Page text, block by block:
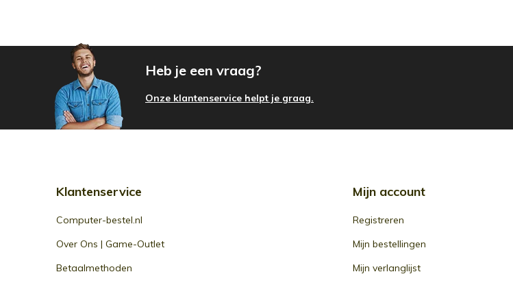
Heb je een vraag?
Onze klantenservice helpt je graag.
Klantenservice
Computer-bestel.nl
Over Ons | Game-Outlet
Betaalmethoden
Mijn account
Registreren
Mijn bestellingen
Mijn verlanglijst